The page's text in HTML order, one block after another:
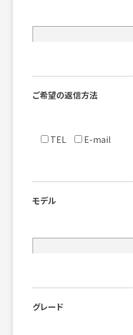
ご希望の返信方法
TEL E-mail
モデル
グレード